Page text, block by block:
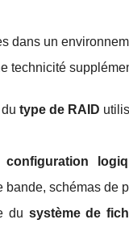
dans un
technicité
dutype de RAID
configuration
bande, schémas de
du système de